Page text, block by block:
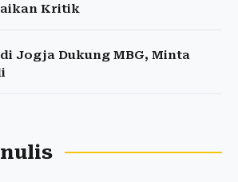
Kritik
Jogja Dukung MBG, Minta